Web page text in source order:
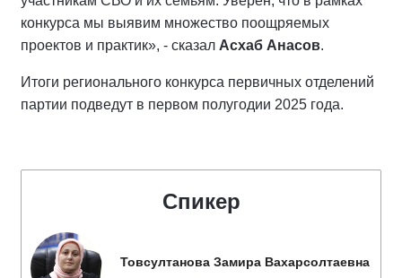
конкурса мы выявим множество поощряемых
проектов и практик», - сказал Асхаб Анасов.
Итоги регионального конкурса первичных отделений
партии подведут в первом полугодии 2025 года.
Спикер
Товсултанова Замира Вахарсолтаевна